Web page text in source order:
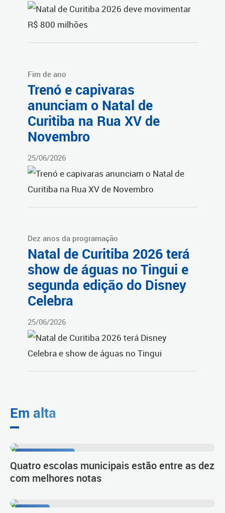
Fim de ano
Trenó e capivaras
anunciam o Natal de
Curitiba na Rua XV de
Novembro
25/06/2026
Dez anos da programação
Natal de Curitiba 2026 terá
show de águas no Tingui e
segunda edição do Disney
Celebra
25/06/2026
Em alta
Quatro escolas municipais estão entre as dez
com melhores notas